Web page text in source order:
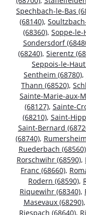
Spechbach-le-Bas
(68140),
(68360), Soppe-le-
Sondersdorf
(68240), Sierentz
Seppois-le-
Sentheim (68780),
Thann (68520),
Sainte-Marie-aux-
(68127), Sainte-
(68210), Saint-
Saint-Bernard
(68740),
Ruederbach (68560)
Rorschwihr (68590),
Franc (68660),
Rodern (68590),
Riquewihr (68340),
Masevaux (68290),
Riespach (68640),